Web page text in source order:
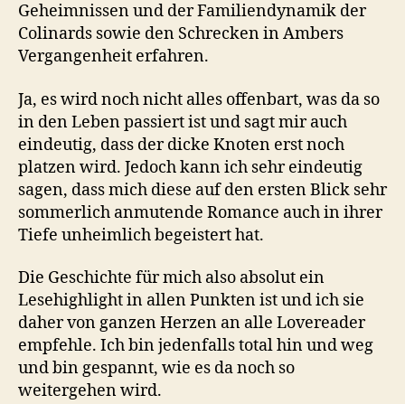
Geheimnissen und der Familiendynamik der
Colinards sowie den Schrecken in Ambers
Vergangenheit erfahren.
Ja, es wird noch nicht alles offenbart, was da so
in den Leben passiert ist und sagt mir auch
eindeutig, dass der dicke Knoten erst noch
platzen wird. Jedoch kann ich sehr eindeutig
sagen, dass mich diese auf den ersten Blick sehr
sommerlich anmutende Romance auch in ihrer
Tiefe unheimlich begeistert hat.
Die Geschichte für mich also absolut ein
Lesehighlight in allen Punkten ist und ich sie
daher von ganzen Herzen an alle Lovereader
empfehle. Ich bin jedenfalls total hin und weg
und bin gespannt, wie es da noch so
weitergehen wird.